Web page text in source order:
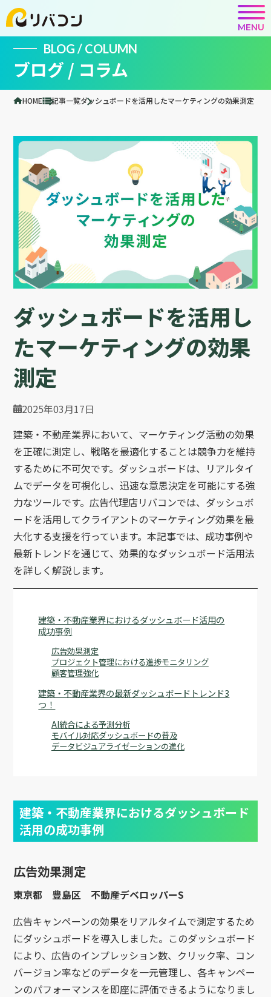
MENU
BLOG / COLUMN
ブログ / コラム
HOME 記事一覧ダッシュボードを活用したマーケティングの効果測定
ダッシュボードを活用し
たマーケティングの効果
測定
2025年03月17日
建築・不動産業界において、マーケティング活動の効果
を正確に測定し、戦略を最適化することは競争力を維持
するために不可欠です。ダッシュボードは、リアルタイ
ムでデータを可視化し、迅速な意思決定を可能にする強
力なツールです。広告代理店リバコンでは、ダッシュボ
ードを活用してクライアントのマーケティング効果を最
大化する支援を行っています。本記事では、成功事例や
最新トレンドを通じて、効果的なダッシュボード活用法
を詳しく解説します。
建築・不動産業界におけるダッシュボード活用の
成功事例
広告効果測定
プロジェクト管理における進捗モニタリング
顧客管理強化
建築・不動産業界の最新ダッシュボードトレンド3
つ！
AI統合による予測分析
モバイル対応ダッシュボードの普及
データビジュアライゼーションの進化
建築・不動産業界におけるダッシュボード
活用の成功事例
広告効果測定
東京都 豊島区 不動産デベロッパーS
広告キャンペーンの効果をリアルタイムで測定するため
にダッシュボードを導入しました。このダッシュボード
により、広告のインプレッション数、クリック率、コン
バージョン率などのデータを一元管理し、各キャンペー
ンのパフォーマンスを即座に評価できるようになりまし